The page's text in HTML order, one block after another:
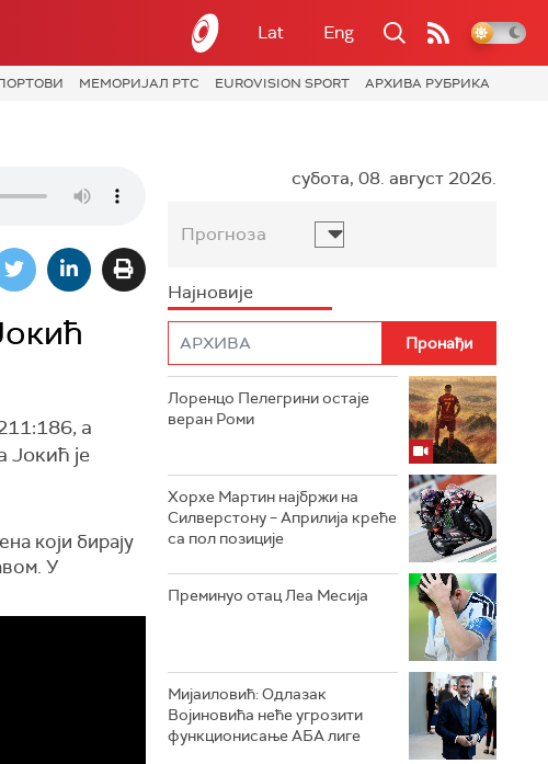
Lat Eng
МЕМОРИЈАЛ РТС EUROVISION SPORT АРХИВА РУБРИКА
а
је
који бирају
У
субота, 08. август 2026.
Прогноза
Најновије
Лоренцо Пелегрини остаје
веран Роми
Хорхе Мартин најбржи на
Силверстону – Априлија креће
са пол позиције
Преминуо отац Леа Месија
Мијаиловић: Одлазак
Војиновића неће угрозити
функционисање АБА лиге